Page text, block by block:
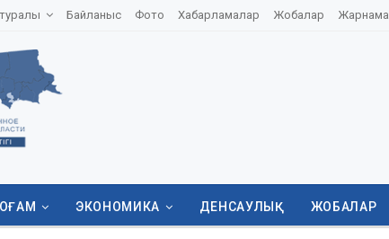
Байланыс Фото Хабарламалар Жобалар Жарнама
ЭКОНОМИКА ДЕНСАУЛЫҚ ЖОБАЛАР